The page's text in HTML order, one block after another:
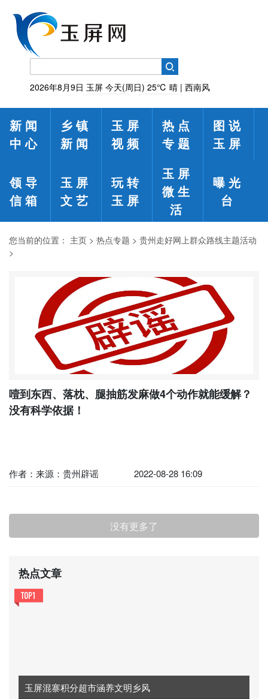
2026年8月9日 玉屏 今天(周日) 25℃ 晴 | 西南风
新闻
中心
乡镇
新闻
玉屏
视频
热点
专题
图说
玉屏
领导
信箱
玉屏
文艺
玩转
玉屏
玉屏
微生
活
曝光
台
您当前的位置： 主页 > 热点专题 > 贵州走好网上群众路线主题活动
>
噎到东西、落枕、腿抽筋发麻做4个动作就能缓解？
没有科学依据！
作者：来源：贵州辟谣 2022-08-28 16:09
没有更多了
热点文章
玉屏混寨积分超市涵养文明乡风